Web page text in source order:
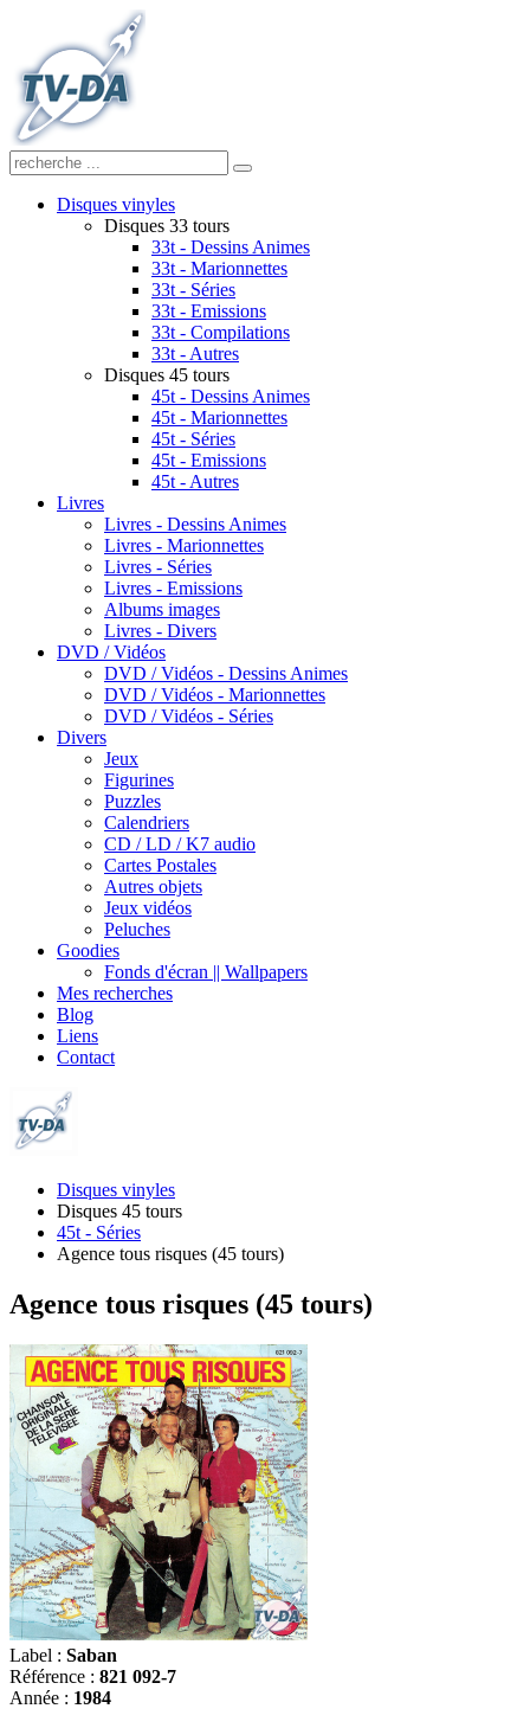
Disques vinyles
Disques 33 tours
33t - Dessins Animes
33t - Marionnettes
33t - Séries
33t - Emissions
33t - Compilations
33t - Autres
Disques 45 tours
45t - Dessins Animes
45t - Marionnettes
45t - Séries
45t - Emissions
45t - Autres
Livres
Livres - Dessins Animes
Livres - Marionnettes
Livres - Séries
Livres - Emissions
Albums images
Livres - Divers
DVD / Vidéos
DVD / Vidéos - Dessins Animes
DVD / Vidéos - Marionnettes
DVD / Vidéos - Séries
Divers
Jeux
Figurines
Puzzles
Calendriers
CD / LD / K7 audio
Cartes Postales
Autres objets
Jeux vidéos
Peluches
Goodies
Fonds d'écran || Wallpapers
Mes recherches
Blog
Liens
Contact
Disques vinyles
Disques 45 tours
45t - Séries
Agence tous risques (45 tours)
Agence tous risques (45 tours)
Label : Saban
Référence : 821 092-7
Année : 1984